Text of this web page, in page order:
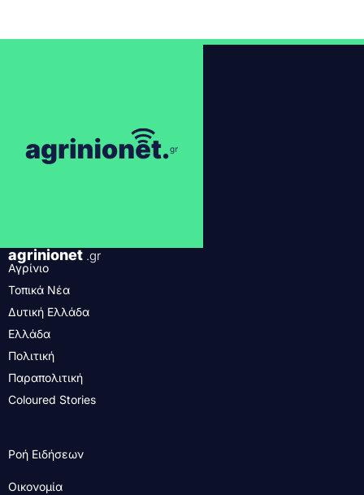
agrinionet .gr
Αγρίνιο
Τοπικά Νέα
Δυτική Ελλάδα
Ελλάδα
Πολιτική
Παραπολιτική
Coloured Stories
Ροή Ειδήσεων
Οικονομία